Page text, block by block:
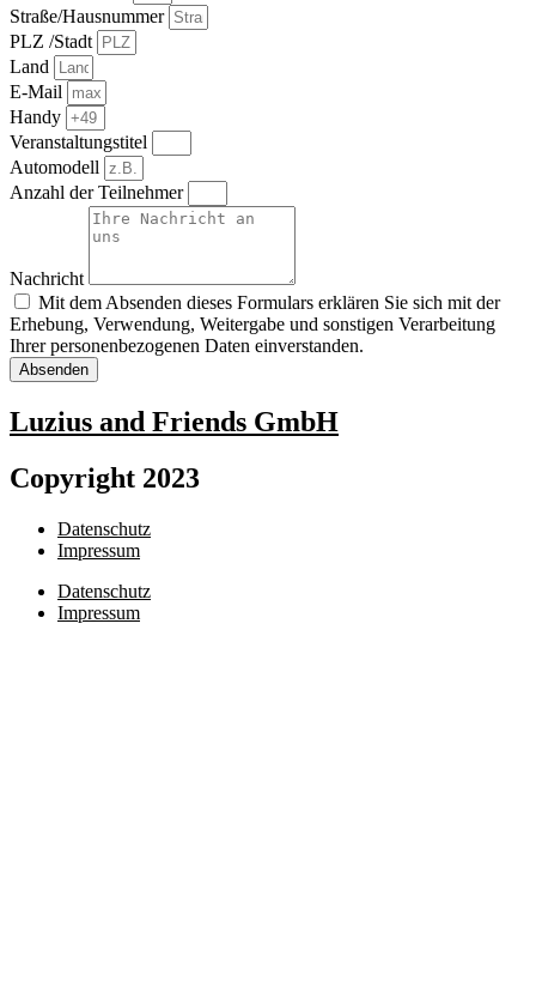
Straße/Hausnummer
PLZ /Stadt
Land
E-Mail
Handy
Veranstaltungstitel
Automodell
Anzahl der Teilnehmer
Nachricht
Mit dem Absenden dieses Formulars erklären Sie sich mit der
Erhebung, Verwendung, Weitergabe und sonstigen Verarbeitung
Ihrer personenbezogenen Daten einverstanden.
Absenden
Luzius and Friends GmbH
Copyright 2023
Datenschutz
Impressum
Datenschutz
Impressum